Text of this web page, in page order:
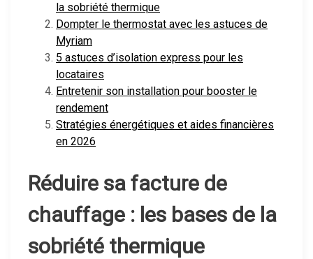
la sobriété thermique
Dompter le thermostat avec les astuces de
Myriam
5 astuces d’isolation express pour les
locataires
Entretenir son installation pour booster le
rendement
Stratégies énergétiques et aides financières
en 2026
Réduire sa facture de
chauffage : les bases de la
sobriété thermique